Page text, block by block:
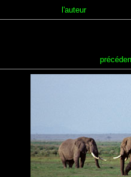
l'auteur